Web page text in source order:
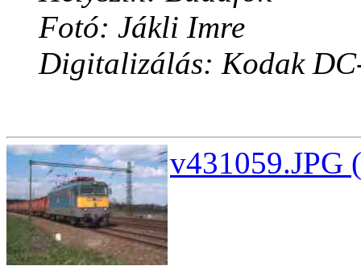
Fotó: Jákli Imre
Digitalizálás: Kodak
v431059.JPG